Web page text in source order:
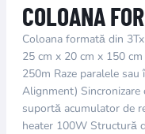
COLOANA
Coloana formată din
25 cm x 20 cm x 150
250m Raze paralele
Alignment)
suportă acumulator de
heater 100W Structură